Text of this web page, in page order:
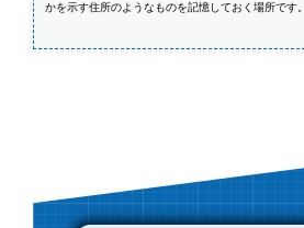
かを示す住所のようなものを記憶しておく場所です。